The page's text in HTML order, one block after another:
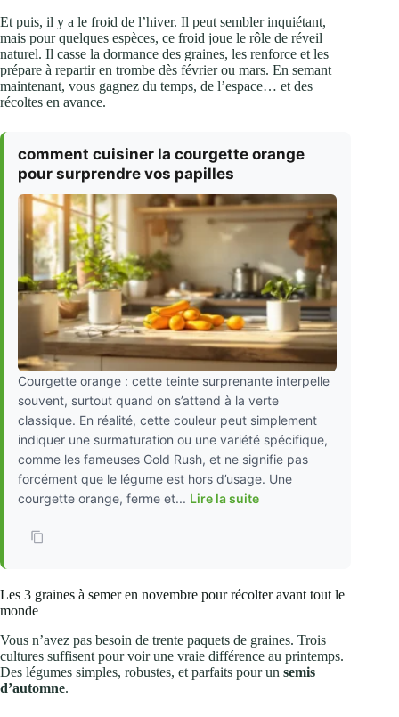
Et puis, il y a le froid de l’hiver. Il peut sembler inquiétant,
mais pour quelques espèces, ce froid joue le rôle de réveil
naturel. Il casse la dormance des graines, les renforce et les
prépare à repartir en trombe dès février ou mars. En semant
maintenant, vous gagnez du temps, de l’espace… et des
récoltes en avance.
comment cuisiner la courgette orange
pour surprendre vos papilles
Courgette orange : cette teinte surprenante interpelle
souvent, surtout quand on s’attend à la verte
classique. En réalité, cette couleur peut simplement
indiquer une surmaturation ou une variété spécifique,
comme les fameuses Gold Rush, et ne signifie pas
forcément que le légume est hors d’usage. Une
courgette orange, ferme et... Lire la suite
Les 3 graines à semer en novembre pour récolter avant tout le
monde
Vous n’avez pas besoin de trente paquets de graines. Trois
cultures suffisent pour voir une vraie différence au printemps.
Des légumes simples, robustes, et parfaits pour un semis
d’automne.